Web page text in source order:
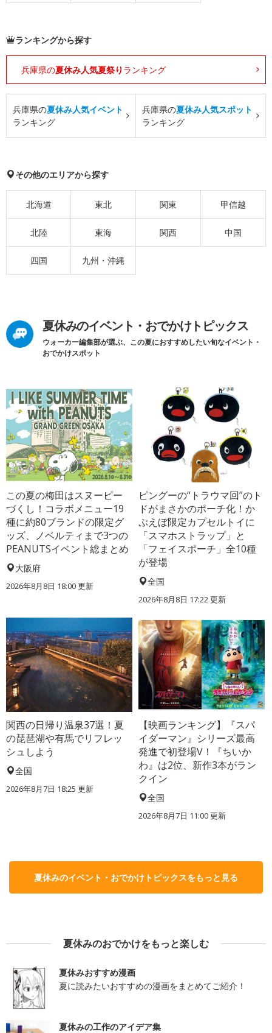
ランキングから探す
兵庫県の夏休み人気夏祭り ランキング
兵庫県の夏休み人気イベント
ランキング
兵庫県の夏休み人気スポット
ランキング
その他のエリアから探す
北海道 東北 関東 甲信越
北陸 東海 関西 中国
四国 九州・沖縄
夏休みのイベント・おでかけトピックス
ウォーカー編集部が選ぶ、この夏におすすめしたい旬なイベント・
おでかけスポット
この夏の梅田はスヌーピー
づくし！コラボメニュー19
種に約80ブランドの限定グ
ッズ、ノベルティまで3つの
PEANUTSイベント総まとめ
大阪府
2026年8月8日 18:00更新
ピングーの“トラウマ回”のト
ドがまさかのポーチ化！か
ぷえぼ限定カプセルトイに
「スマホストラップ」と
「フェイスポーチ」全10種
が登場
全国
2026年8月8日 17:22 更新
関西の日帰り温泉37選！夏
の琵琶湖や有馬でリフレッ
シュしよう
全国
2026年8月7日 18:25 更新
【映画ランキング】『スパ
イダーマン』シリーズ最高
発進で初登場V！『ちいか
わ』は2位、新作3本がラン
クイン
全国
2026年8月7日 11:00更新
夏休みのイベント・おでかけトピックスをもっと見る
夏休みのおでかけをもっと楽しむ
夏休みおすすめ漫画
夏に読みたいおすすめの漫画をまとめてご紹介！
夏休みの工作のアイデア集